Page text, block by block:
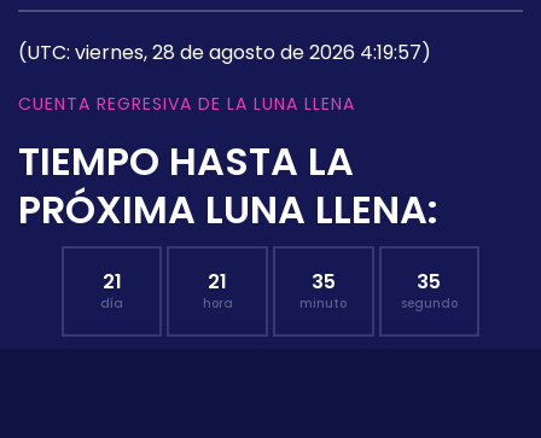
(UTC: viernes, 28 de agosto de 2026 4:19:57)
CUENTA REGRESIVA DE LA LUNA LLENA
TIEMPO HASTA LA
PRÓXIMA LUNA LLENA:
21
día
21
hora
35
minuto
34
segundo